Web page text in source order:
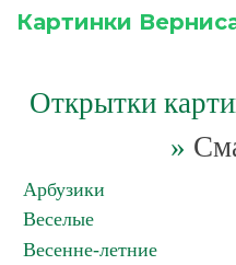
Картинки
Открытки
»
Арбузики
Веселые
Весенне-летние